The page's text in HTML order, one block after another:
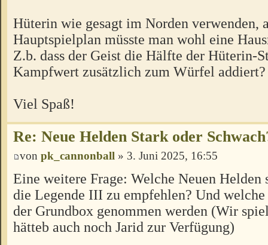
Hüterin wie gesagt im Norden verwenden,
Hauptspielplan müsste man wohl eine
Z.b. dass der Geist die Hälfte der Hüterin-
Kampfwert zusätzlich zum Würfel addiert?
Viel Spaß!
Re: Neue Helden Stark oder
von pk_cannonball » 3. Juni 2025, 16:55
Eine weitere Frage: Welche Neuen Helden
die Legende III zu empfehlen? Und
der Grundbox genommen werden (Wir
hätteb auch noch Jarid zur Verfügung)